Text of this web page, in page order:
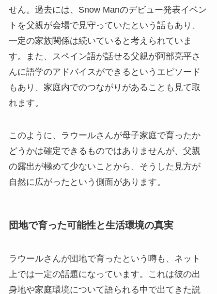
せん。過去には、Snow Manのデビュー発表イベン
トを父親が会場で見守っていたという話もあり、
一定の家族関係は続いていると考えられていま
す。また、スペイン語が話せる父親が阿部亮平さ
んに語学のアドバイスができるというエピソード
もあり、家庭内でのつながりがあることも見て取
れます。
このように、ラウールさんが母子家庭で育ったか
どうかは確定できるものではありませんが、父親
の露出が極めて少ないことから、そうした見方が
自然に広がったという側面があります。
団地で育った可能性と生活環境の真実
ラウールさんが団地で育ったという噂も、ネット
上では一定の話題になっています。これは彼の出
身地や家庭環境について語られる中で出てきた説